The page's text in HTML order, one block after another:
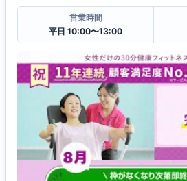
営業時間
平日 10:00〜13:00